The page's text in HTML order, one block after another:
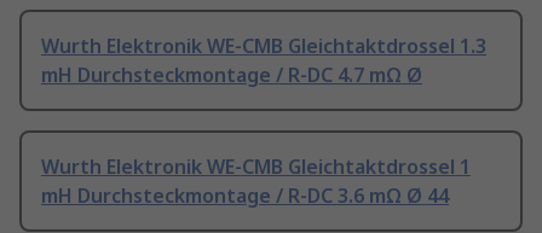
Wurth Elektronik WE-CMB Gleichtaktdrossel 1.3
mH Durchsteckmontage / R-DC 4.7 mΩ Ø
Wurth Elektronik WE-CMB Gleichtaktdrossel 1
mH Durchsteckmontage / R-DC 3.6 mΩ Ø 44